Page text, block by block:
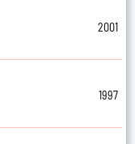
2001
1997